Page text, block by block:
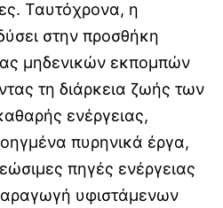
Ταυτόχρονα, η
στην προσθήκη
μηδενικών εκπομπών
τη διάρκεια ζωής των
ενέργειας,
πυρηνικά έργα,
πηγές ενέργειας
υφιστάμενων